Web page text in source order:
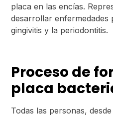
placa en las encías.
desarrollar enfermedades
gingivitis y la periodontitis.
Proceso de
placa
Todas las personas,